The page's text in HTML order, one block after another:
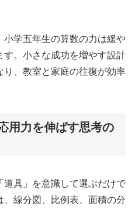
学五年生の算数の力は緩や
。小さな成功を増やす設計
、教室と家庭の往復が効率
用力を伸ばす思考の
具」を意識して選ぶだけで
線分図、比例表、面積の分